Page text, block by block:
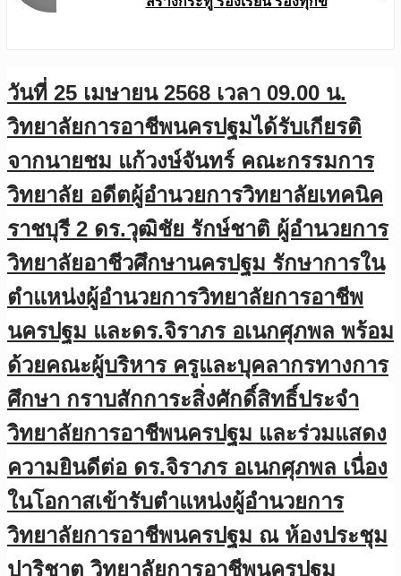
วันที่ 25 เมษายน 2568 เวลา 09.00 น.
วิทยาลัยการอาชีพนครปฐมได้รับเกียรติ
จากนายชม แก้วงษ์จันทร์ คณะกรรมการ
วิทยาลัย อดีตผู้อำนวยการวิทยาลัยเทคนิค
ราชบุรี 2 ดร.วุฒิชัย รักษ์ชาติ ผู้อำนวยการ
วิทยาลัยอาชีวศึกษานครปฐม รักษาการใน
ตำแหน่งผู้อำนวยการวิทยาลัยการอาชีพ
นครปฐม และดร.จิราภร อเนกศุภพล พร้อม
ด้วยคณะผู้บริหาร ครูและบุคลากรทางการ
ศึกษา กราบสักการะสิ่งศักดิ์สิทธิ์ประจำ
วิทยาลัยการอาชีพนครปฐม และร่วมแสดง
ความยินดีต่อ ดร.จิราภร อเนกศุภพล เนื่อง
ในโอกาสเข้ารับตำแหน่งผู้อำนวยการ
วิทยาลัยการอาชีพนครปฐม ณ ห้องประชุม
ปาริชาต วิทยาลัยการอาชีพนครปฐม